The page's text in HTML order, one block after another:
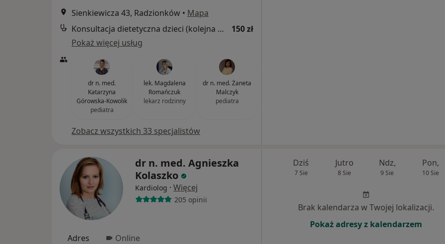
Sienkiewicza 43, Radzionków • Mapa
Konsultacja dietetyczna dzieci (kolejna wizyta)
150 zł
Pokaż więcej usług
dr n. med.
Katarzyna
Górowska-Kowolik
pediatra
lek. Magdalena
Romańczuk
lekarz rodzinny
dr n. med. Żaneta
Malczyk
pediatra
Zobacz wszystkich 33 specjalistów
dr n. med. Agnieszka
Kolaszko
Kardiolog · Więcej
205 opinii
Adres Online
Dziś
7 Sie
Jutro
8 Sie
Ndz,
9 Sie
Pon,
10 Sie
Brak kalendarza w Twojej lokalizacji.
Pokaż adresy z kalendarzem